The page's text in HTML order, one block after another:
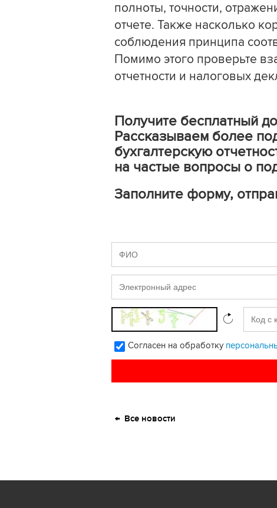
полноты, точности,
отчете. Также насколько
соблюдения принципа
Помимо этого проверьте
отчетности и налоговых
Получите бесплатный
Рассказываем более
бухгалтерскую
на частые вопросы о
Заполните форму,
Согласен на обработку
Все новости